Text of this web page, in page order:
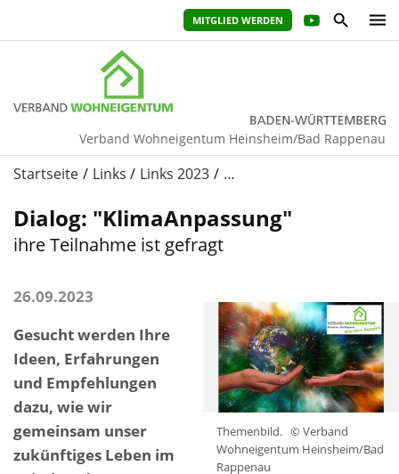
MITGLIED WERDEN
Verband Wohneigentum Heinsheim/Bad Rappenau
Startseite Links Links 2023 …
Dialog: "KlimaAnpassung"
ihre Teilnahme ist gefragt
Themenbild. © Verband
Wohneigentum Heinsheim/Bad
Rappenau
26.09.2023
Gesucht werden Ihre
Ideen, Erfahrungen
und Empfehlungen
dazu, wie wir
gemeinsam unser
zukünftiges Leben im